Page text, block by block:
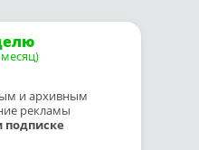
и архивным
рекламы
подписке